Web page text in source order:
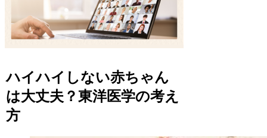
ハイハイしない赤ちゃん
は大丈夫？東洋医学の考え
方